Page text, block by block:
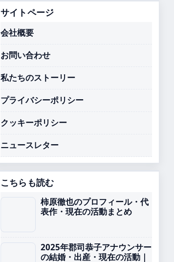
サイトページ
会社概要
お問い合わせ
私たちのストーリー
プライバシーポリシー
クッキーポリシー
ニュースレター
こちらも読む
柿原徹也のプロフィール・代
表作・現在の活動まとめ
2025年郡司恭子アナウンサー
の結婚・出産・現在の活動｜